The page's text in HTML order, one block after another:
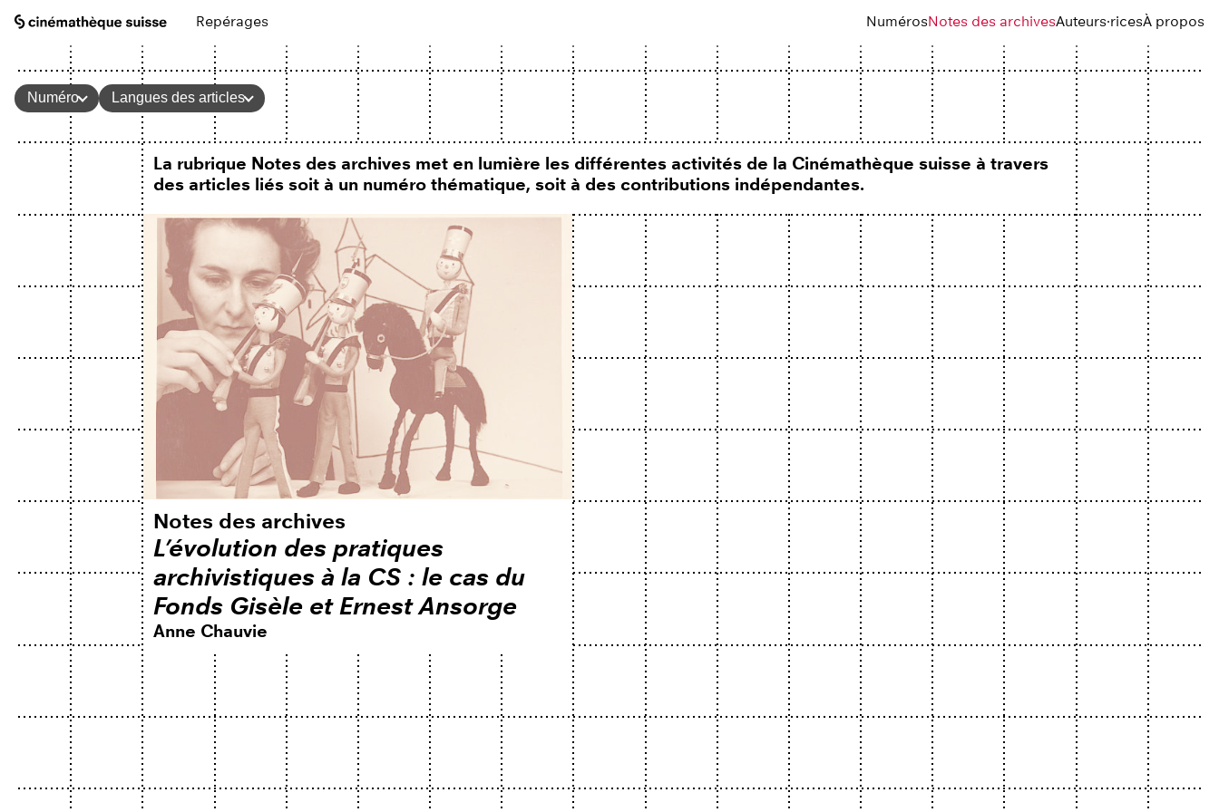
Repérages NumérosNotes des archivesAuteurs·ricesÀ propos
Numéro Langues des articles
La rubrique Notes des archives met en lumière les différentes activités de la Cinémathèque suisse à travers
des articles liés soit à un numéro thématique, soit à des contributions indépendantes.
Notes des archives
L’évolution des pratiques
archivistiques à la CS : le cas du
Fonds Gisèle et Ernest Ansorge
Anne Chauvie